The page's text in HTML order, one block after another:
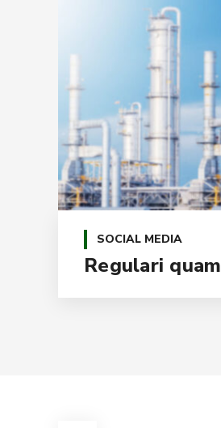
SOCIAL MEDIA
Regulari quam